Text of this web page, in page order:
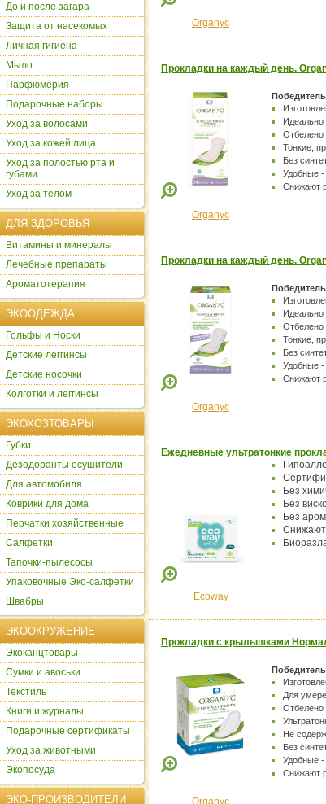
Organyc
Прокладки на каждый день.
Идеально
Тонкие,
Без
Удобные
Снижают
Organyc
Прокладки на каждый день.
Идеально
Тонкие,
Без
Удобные
Снижают
Organyc
Ежедневные ультратонкие
Без
Без
Без
Снижают
Ecoway
Прокладки с крылышками
Для
Не
Без
Удобные
Снижают
Organyc
До и после загара
Защита от насекомых
Личная гигиена
Мыло
Парфюмерия
Подарочные наборы
Уход за волосами
Уход за кожей лица
Уход за полостью рта и
губами
Уход за телом
ДЛЯ ЗДОРОВЬЯ
Витамины и минералы
Лечебные препараты
Ароматотерапия
ЭКООДЕЖДА
Гольфы и Носки
Детские леггинсы
Детские носочки
Колготки и леггинсы
ЭКОХОЗТОВАРЫ
Губки
Дезодоранты осушители
Для автомобиля
Коврики для дома
Перчатки хозяйственные
Салфетки
Тапочки-пылесосы
Упаковочные Эко-салфетки
Швабры
ЭКООКРУЖЕНИЕ
Экоканцтовары
Сумки и авоськи
Текстиль
Книги и журналы
Подарочные сертификаты
Уход за животными
Экопосуда
ЭКО-ПРОИЗВОДИТЕЛИ